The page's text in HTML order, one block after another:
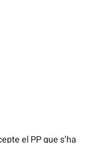
el PP que s’ha